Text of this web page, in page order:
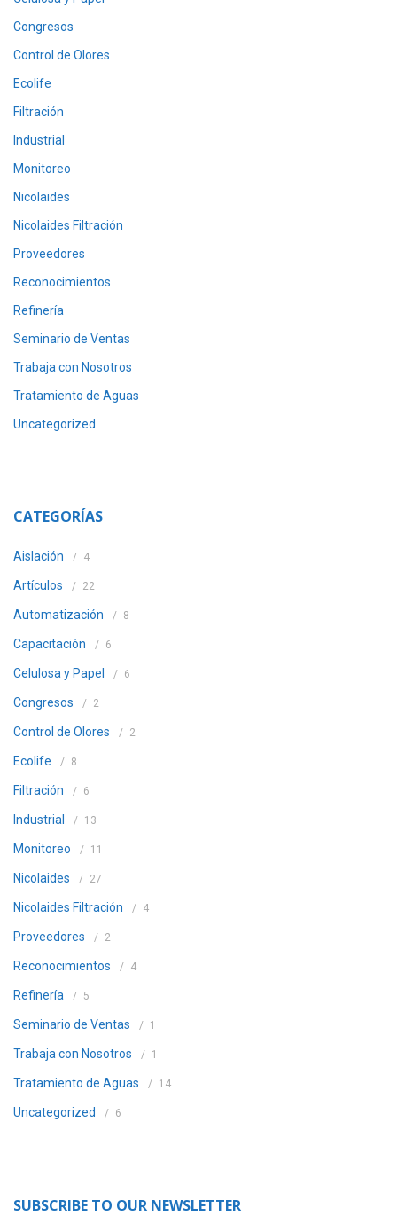
Congresos
Control de Olores
Ecolife
Filtración
Industrial
Monitoreo
Nicolaides
Nicolaides Filtración
Proveedores
Reconocimientos
Refinería
Seminario de Ventas
Trabaja con Nosotros
Tratamiento de Aguas
Uncategorized
CATEGORÍAS
Aislación 4
Artículos 22
Automatización 8
Capacitación 6
Celulosa y Papel 6
Congresos 2
Control de Olores 2
Ecolife 8
Filtración 6
Industrial 13
Monitoreo 11
Nicolaides 27
Nicolaides Filtración 4
Proveedores 2
Reconocimientos 4
Refinería 5
Seminario de Ventas 1
Trabaja con Nosotros 1
Tratamiento de Aguas 14
Uncategorized 6
SUBSCRIBE TO OUR NEWSLETTER